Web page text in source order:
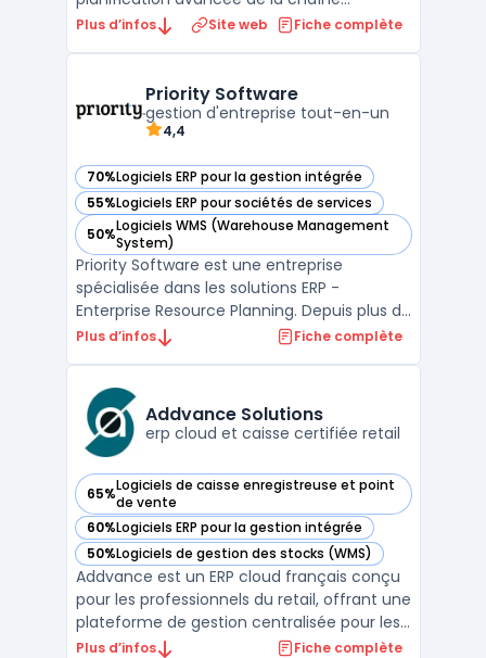
logistique de SAP, intégré au composant
demande, de l'approvisionnement et de la
production au sein d'un environnement u ...
Plus d’infos Site web Fiche complète
Priority Software
gestion d'entreprise tout-en-un
4,4
70%Logiciels ERP pour la gestion intégrée
— voir Priority Software dans cette catégorie
55%Logiciels ERP pour sociétés de services
— voir Priority Software dans cette catégorie
50%Logiciels WMS (Warehouse Management
System)
— voir Priority Software dans cette catégorie
Priority Software est une entreprise
spécialisée dans les solutions ERP -
Enterprise Resource Planning. Depuis plus de
30 ans, elle propose des logiciels de gestion
produits complète et innovante, Priority
Software pe ...
Plus d’infos Fiche complète
Addvance Solutions
erp cloud et caisse certifiée retail
65%Logiciels de caisse enregistreuse et point
de vente
— voir Addvance Solutions dans cette catégorie
60%Logiciels ERP pour la gestion intégrée
— voir Addvance Solutions dans cette catégorie
50%Logiciels de gestion des stocks (WMS)
— voir Addvance Solutions dans cette catégorie
Addvance est un ERP cloud français conçu
pour les professionnels du retail, offrant une
plateforme de gestion centralisée pour les
magasins et les franchises. Ce système de
Plus d’infos Fiche complète